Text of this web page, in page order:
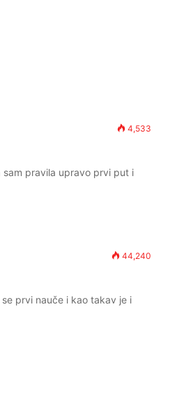
4,533
pravila upravo prvi put i
44,240
prvi nauče i kao takav je i